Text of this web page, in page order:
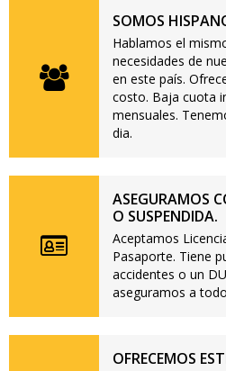
SOMOS
Hablamos el
necesidades de
en este país.
costo. Baja cuota
mensuales.
dia.
ASEGURAMOS
O SUSPENDIDA.
Aceptamos
Pasaporte. Tiene
accidentes o un
aseguramos a
OFRECEMOS